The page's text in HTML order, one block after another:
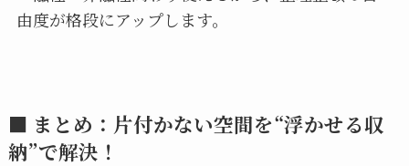
由度が格段にアップします。
■ まとめ：片付かない空間を“浮かせる収
納”で解決！